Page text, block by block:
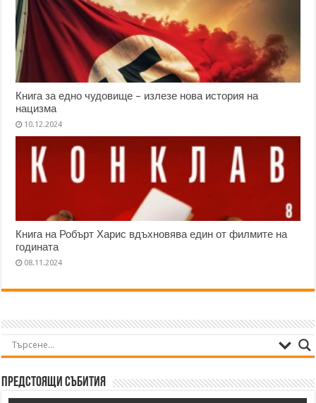
Книга за едно чудовище – излезе нова история на
нацизма
10.12.2024
Книга на Робърт Харис вдъхновява един от филмите на
годината
08.11.2024
Предстоящи събития